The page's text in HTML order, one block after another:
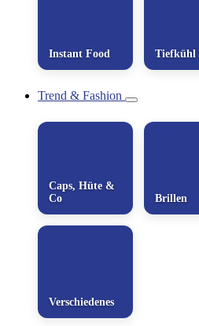
Instant Food Tiefkühl
Trend & Fashion
Caps, Hüte &
Co
Brillen
Verschiedenes